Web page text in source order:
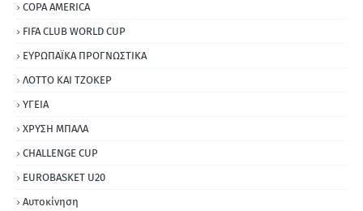
COPA AMERICA
FIFA CLUB WORLD CUP
ΕΥΡΩΠΑΪΚΑ ΠΡΟΓΝΩΣΤΙΚΑ
ΛΟΤΤΟ ΚΑΙ ΤΖΟΚΕΡ
ΥΓΕΙΑ
ΧΡΥΣΗ ΜΠΑΛΑ
CHALLENGE CUP
EUROBASKET U20
Αυτοκίνηση